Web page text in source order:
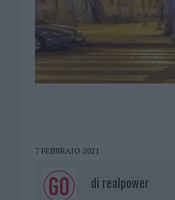
7 FEBBRAIO 2021
di realpower